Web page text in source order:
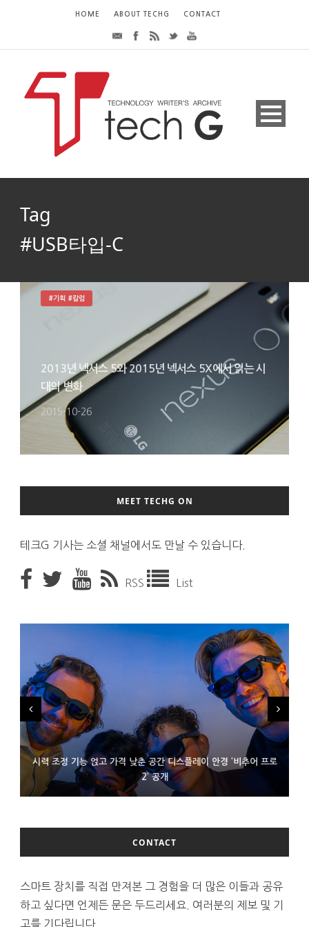
HOME ABOUT TECHG CONTACT
Tag
#USB타입-C
2013년 넥서스 5와 2015년 넥서스 5X에서 읽는 시
대의 변화
2015-10-26
#기획 #칼럼
MEET TECHG ON
테크G 기사는 소셜 채널에서도 만날 수 있습니다.
RSS List
시력 조정 기능 얹고 가격 낮춘 공간 디스플레이 안경 ‘비추어 프로
2’ 공개
D램 부족에 10억달러어치 아이폰18 프로세서 패키징 대기 중
300~400달러 반지형 스피커 준비하는 오픈AI
CONTACT
스마트 장치를 직접 만져본 그 경험을 더 많은 이들과 공유
하고 싶다면 언제든 문은 두드리세요. 여러분의 제보 및 기
고를 기다립니다.